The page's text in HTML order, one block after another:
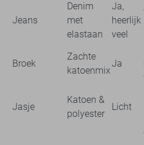
Jeans
Denim
met
elastaan
Ja,
heerlijk
veel
Broek
Zachte
katoenmix
Ja
Jasje
Katoen &
polyester
Licht